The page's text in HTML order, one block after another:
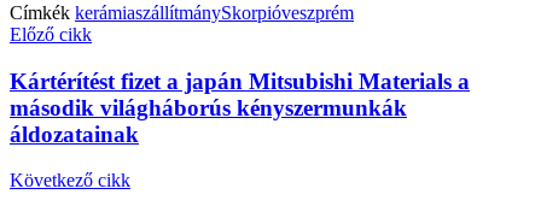
Címkék kerámiaszállítmánySkorpióveszprém
Előző cikk
Kártérítést fizet a japán Mitsubishi Materials a
második világháborús kényszermunkák
áldozatainak
Következő cikk